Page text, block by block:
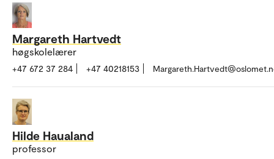
Margareth Hartvedt
høgskolelærer
+47 672 37 284 +47 40218153
Hilde Haualand
professor